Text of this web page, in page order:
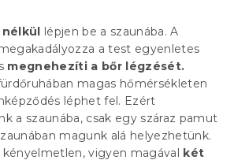
lépjen be a szaunába. A
a test egyenletes
megnehezíti a bőr légzését.
magas hőmérsékleten
léphet fel. Ezért
a szaunába, csak egy száraz pamut
magunk alá helyezhetünk.
vigyen magával két